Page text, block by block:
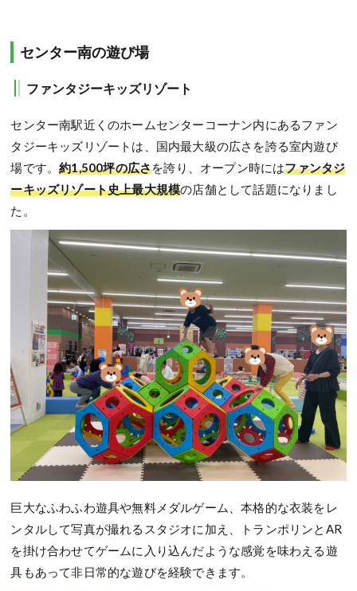
センター南の遊び場
ファンタジーキッズリゾート
センター南駅近くのホームセンターコーナン内にあるファン
タジーキッズリゾートは、国内最大級の広さを誇る室内遊び
場です。約1,500坪の広さを誇り、オープン時にはファンタジ
ーキッズリゾート史上最大規模の店舗として話題になりまし
た。
巨大なふわふわ遊具や無料メダルゲーム、本格的な衣装をレ
ンタルして写真が撮れるスタジオに加え、トランポリンとAR
を掛け合わせてゲームに入り込んだような感覚を味わえる遊
具もあって非日常的な遊びを経験できます。